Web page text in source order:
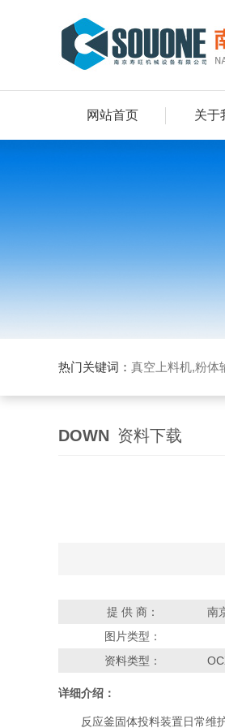
网站首页 关于
热门关键词： 真空上料机,粉体
DOWN 资料下载
提 供 商： 南
图片类型：
资料类型：
详细介绍：
反应釜固体投料装置日常维